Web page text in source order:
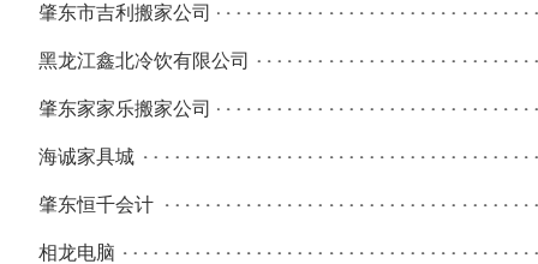
肇东市吉利搬家公司
黑龙江鑫北冷饮有限公司
肇东家家乐搬家公司
海诚家具城
肇东恒千会计
相龙电脑